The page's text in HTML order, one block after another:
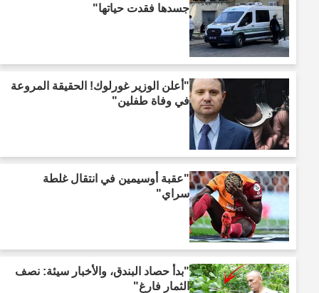
جسدها فقدت حياتها"
"أعلن الوزير غورلوك! الحقيقة المروعة
في وفاة طفلين"
"عقبة أوسيمين في انتقال غلطة
سراي"
"بدأ حصاد البندق، والأخبار سيئة: نصف
الثمار فارغ"